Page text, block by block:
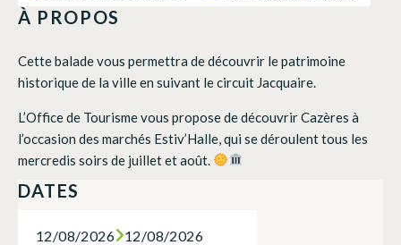
À PROPOS
Cette balade vous permettra de découvrir le patrimoine
historique de la ville en suivant le circuit Jacquaire.
L’Office de Tourisme vous propose de découvrir Cazères à
l’occasion des marchés Estiv’Halle, qui se déroulent tous les
mercredis soirs de juillet et août.
DATES
12/08/2026 12/08/2026